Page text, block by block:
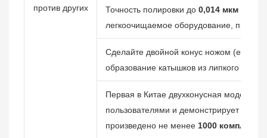
против других
Точность полировки до 0,014 мкм
легкоочищаемое оборудование,
Сделайте двойной конус ножом (если
образование катышков из липкого
Первая в Китае двухконусная модель,
пользователями и демонстрирует
произведено не менее 1000